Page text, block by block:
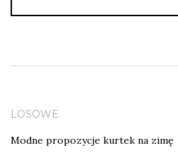
LOSOWE
Modne propozycje kurtek na zimę